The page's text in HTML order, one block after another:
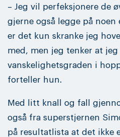
– Jeg vil perfeksjonere de
gjerne også legge på noen
er det kun skranke jeg
med, men jeg tenker at jeg
vanskelighetsgraden i
forteller hun.
Med litt knall og fall
også fra superstjernen
på resultatlista at det ikke